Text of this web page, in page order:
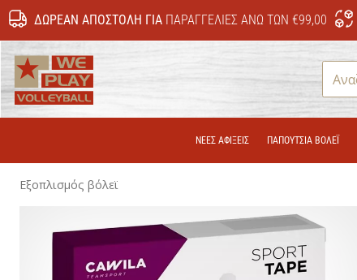
ΔΩΡΕΆΝ ΑΠΟΣΤΟΛΉ ΓΙΑΠΑΡΑΓΓΕΛΊΕΣ ΆΝΩ ΤΩΝ €99,00
ΝΕΕΣ ΑΦΙΞΕΙΣ ΠΑΠΟΎΤΣΙΑ ΒΌΛΕΪ
Εξοπλισμός βόλεϊ